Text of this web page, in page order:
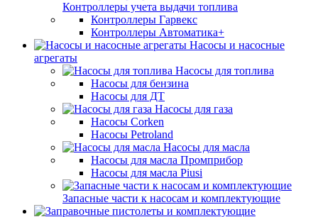
Контроллеры учета выдачи топлива
Контроллеры Гарвекс
Контроллеры Автоматика+
Насосы и насосные
агрегаты
Насосы для топлива
Насосы для бензина
Насосы для ДТ
Насосы для газа
Насосы Corken
Насосы Petroland
Насосы для масла
Насосы для масла Промприбор
Насосы для масла Piusi
Запасные части к насосам и комплектующие